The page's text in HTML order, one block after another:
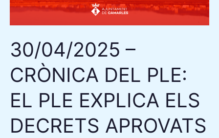
30/04/2025 –
CRÒNICA DEL PLE:
EL PLE EXPLICA ELS
DECRETS APROVATS
PLE
DECRETS
APROVATS
I
NOU
PLA
PRESSUPOSTARI